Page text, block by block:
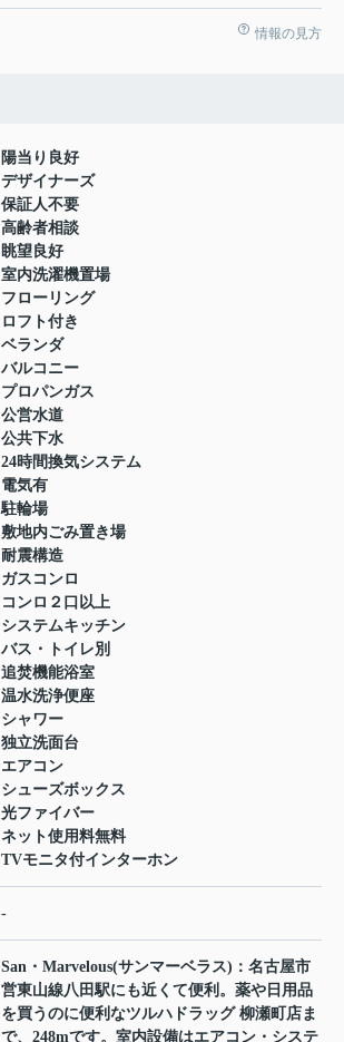
情報の見方
陽当り良好
デザイナーズ
保証人不要
高齢者相談
眺望良好
室内洗濯機置場
フローリング
ロフト付き
ベランダ
バルコニー
プロパンガス
公営水道
公共下水
24時間換気システム
電気有
駐輪場
敷地内ごみ置き場
耐震構造
ガスコンロ
コンロ２口以上
システムキッチン
バス・トイレ別
追焚機能浴室
温水洗浄便座
シャワー
独立洗面台
エアコン
シューズボックス
光ファイバー
ネット使用料無料
TVモニタ付インターホン
-
San・Marvelous(サンマーベラス)：名古屋市
営東山線八田駅にも近くて便利。薬や日用品
を買うのに便利なツルハドラッグ 柳瀬町店ま
で、248mです。室内設備はエアコン・システ